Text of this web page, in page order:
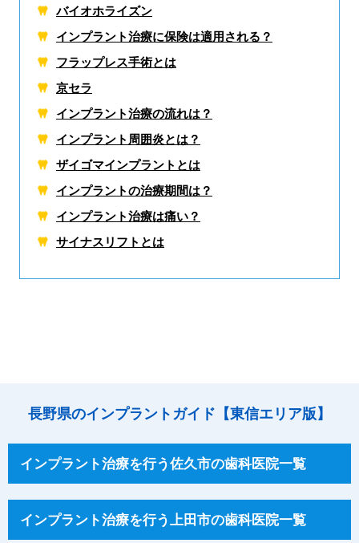
バイオホライズン
インプラント治療に保険は適用される？
フラップレス手術とは
京セラ
インプラント治療の流れは？
インプラント周囲炎とは？
ザイゴマインプラントとは
インプラントの治療期間は？
インプラント治療は痛い？
サイナスリフトとは
長野県のインプラントガイド【東信エリア版】
インプラント治療を行う佐久市の歯科医院一覧
インプラント治療を行う上田市の歯科医院一覧